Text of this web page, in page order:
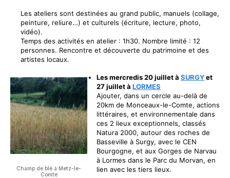
Les ateliers sont destinées au grand public, manuels (collage,
peinture, reliure…) et culturels (écriture, lecture, photo,
vidéo).
Temps des activités en atelier : 1h30. Nombre limité : 12
personnes. Rencontre et découverte du patrimoine et des
artistes locaux.
Champ de blé à Metz-le-
Comte
Les mercredis 20 juillet à SURGYet
27 juillet à LORMES
Ajouter, dans un cercle au-delà de
20km de Monceaux-le-Comte, actions
littéraires, et environnementale dans
ces 2 lieux exceptionnels, classés
Natura 2000, autour des roches de
Basseville à Surgy, avec le CEN
Bourgogne, et aux Gorges de Narvau
à Lormes dans le Parc du Morvan, en
lien avec les tiers lieux.